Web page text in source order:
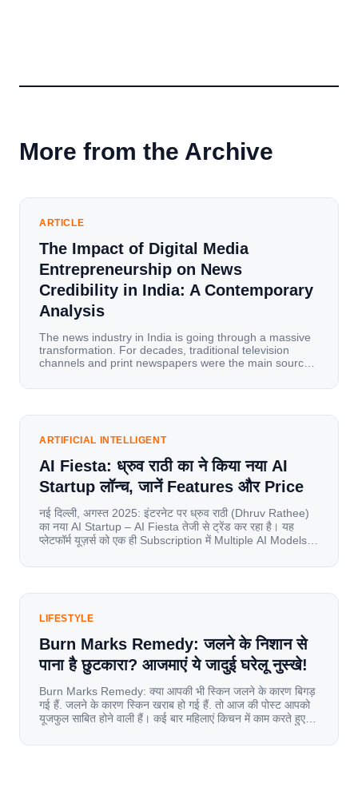
More from the Archive
ARTICLE
The Impact of Digital Media
Entrepreneurship on News
Credibility in India: A Contemporary
Analysis
The news industry in India is going through a massive
transformation. For decades, traditional television
channels and print newspapers were the main sources
mobile data, affordable smartphones, and high-speed
has become a mobile-first market where consumers
ARTIFICIAL INTELLIGENT
AI Fiesta: ध्रुव राठी का ने किया नया AI
Startup लॉन्च, जानें Features और Price
नई दिल्ली, अगस्त 2025: इंटरनेट पर ध्रुव राठी (Dhruv Rathee)
का नया AI Startup – AI Fiesta तेजी से ट्रेंड कर रहा है। यह
प्लेटफॉर्म यूज़र्स को एक ही Subscription में Multiple AI Models
यूज़र्स का जबरदस्त रिस्पॉन्स लॉन्च के तुरंत […]
LIFESTYLE
Burn Marks Remedy: जलने के निशान से
पाना है छुटकारा? आजमाएं ये जादुई घरेलू नुस्खे!
Burn Marks Remedy: क्या आपकी भी स्किन जलने के कारण बिगड़
गई हैं. जलने के कारण स्किन खराब हो गई हैं. तो आज की पोस्ट आपको
यूजफुल साबित होने वाली हैं। कई बार महिलाएं किचन में काम करते हुए
[…]